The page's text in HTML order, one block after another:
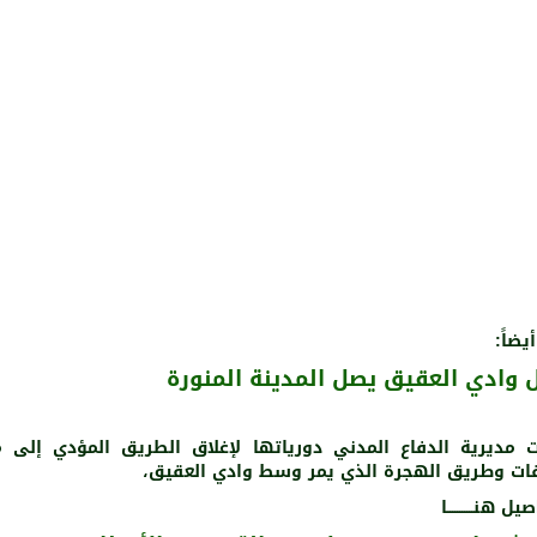
وادي العقيق يصل المدينة المنورة
مديرية الدفاع المدني دورياتها لإغلاق الطريق المؤدي
وطريق الهجرة الذي يمر وسط وادي العقيق،
هنـــــــــــا